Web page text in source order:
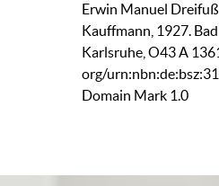
Erwin Manuel
Kauffmann, 1927.
Karlsruhe,O43 A
org/
Domain Mark 1.0